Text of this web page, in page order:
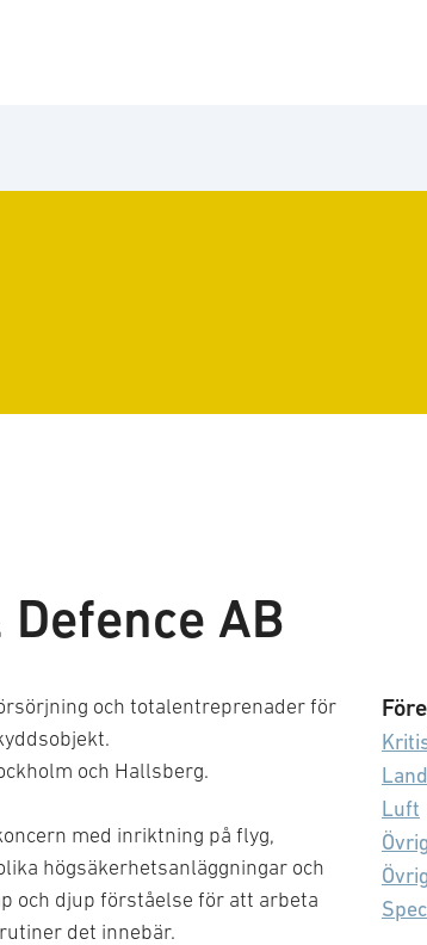
AB
och totalentreprenader för
och Hallsberg.
med inriktning på flyg,
högsäkerhetsanläggningar och
och djup förståelse för att arbeta
det innebär.
Land
Luft